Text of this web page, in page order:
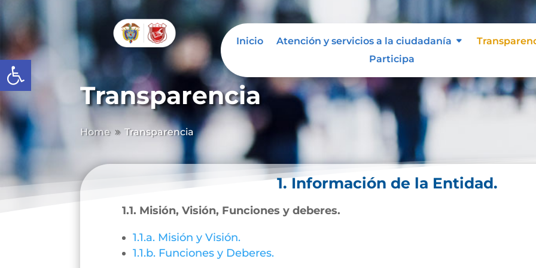
Abrir barra de herramientas
Inicio Atención y servicios a la ciudadanía
Participa
Transparencia
Home 9 Transparencia
1. Información de la Entidad.
1.1. Misión, Visión, Funciones y deberes.
1.1.a. Misión y Visión.
1.1.b. Funciones y Deberes.